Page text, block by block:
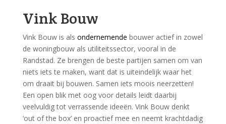
Vink Bouw
Vink Bouw is als ondernemende bouwer actief in zowel
de woningbouw als utiliteitssector, vooral in de
Randstad. Ze brengen de beste partijen samen om van
niets iets te maken, want dat is uiteindelijk waar het
om draait bij bouwen. Samen iets moois neerzetten!
Een open blik met oog voor details leidt daarbij
veelvuldig tot verrassende ideeën. Vink Bouw denkt
‘out of the box’ en proactief mee en neemt krachtdadig